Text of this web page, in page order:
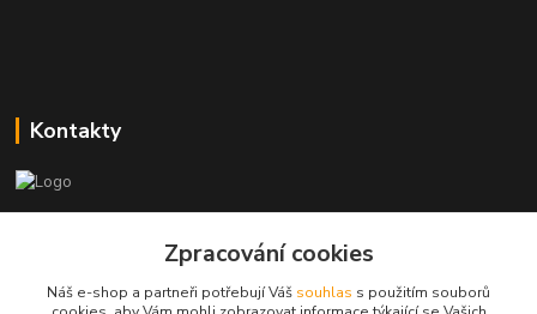
Kontakty
Zpracování cookies
Náš e-shop a partneři potřebují Váš souhlas s použitím souborů